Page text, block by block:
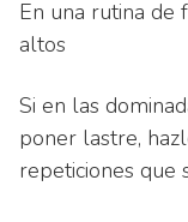
En una rutina de
altos
Si en las
poner lastre,
repeticiones que